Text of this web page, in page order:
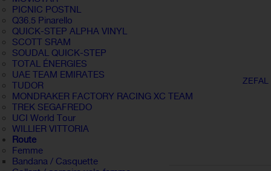
PICNIC POSTNL
Q36.5 Pinarello
QUICK-STEP ALPHA VINYL
SCOTT SRAM
SOUDAL QUICK-STEP
TOTAL ÉNERGIES
UAE TEAM EMIRATES
TUDOR
MONDRAKER FACTORY RACING XC TEAM
TREK SEGAFREDO
UCI World Tour
WILLIER VITTORIA
Route
Femme
Bandana / Casquette